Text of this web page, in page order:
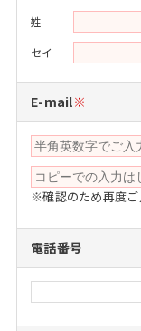
姓
セイ
E-mail※
※確認のため再度ご
電話番号